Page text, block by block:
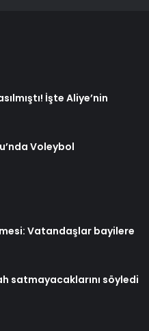
İşte Aliye’nin
Voleybol
Vatandaşlar bayilere
satmayacaklarını söyledi